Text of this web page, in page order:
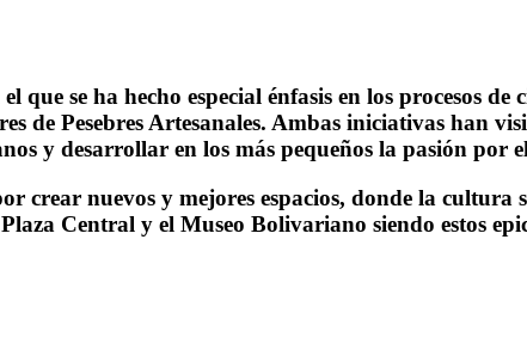
se ha hecho especial énfasis en los procesos de
Pesebres Artesanales. Ambas iniciativas han
y desarrollar en los más pequeños la pasión por
crear nuevos y mejores espacios, donde la cultura
Central y el Museo Bolivariano siendo estos